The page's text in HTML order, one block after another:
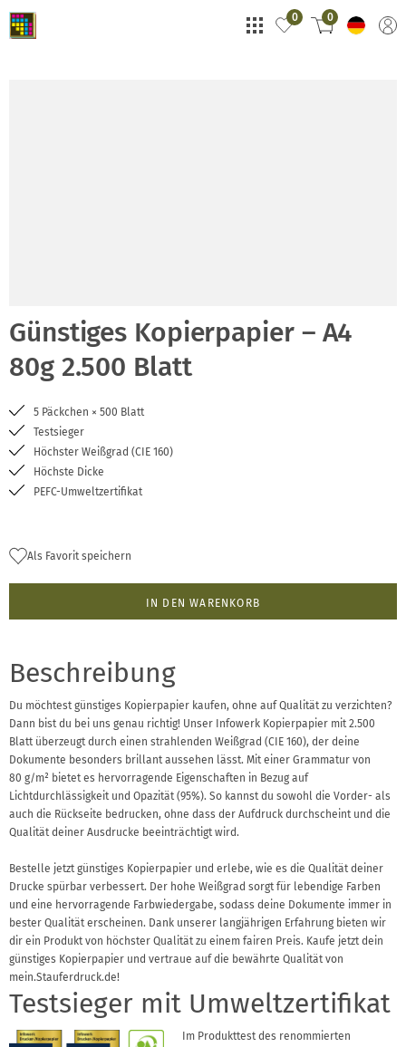
0 0
Günstiges Kopierpapier – A4
80g 2.500 Blatt
5 Päckchen × 500 Blatt
Testsieger
Höchster Weißgrad (CIE 160)
Höchste Dicke
PEFC-Umweltzertifikat
Als Favorit speichern
IN DEN WARENKORB
Beschreibung
Du möchtest günstiges Kopierpapier kaufen, ohne auf Qualität zu verzichten?
Dann bist du bei uns genau richtig! Unser Infowerk Kopierpapier mit 2.500
Blatt überzeugt durch einen strahlenden Weißgrad (CIE 160), der deine
Dokumente besonders brillant aussehen lässt. Mit einer Grammatur von
80 g/m² bietet es hervorragende Eigenschaften in Bezug auf
Lichtdurchlässigkeit und Opazität (95%). So kannst du sowohl die Vorder- als
auch die Rückseite bedrucken, ohne dass der Aufdruck durchscheint und die
Qualität deiner Ausdrucke beeinträchtigt wird.
Bestelle jetzt günstiges Kopierpapier und erlebe, wie es die Qualität deiner
Drucke spürbar verbessert. Der hohe Weißgrad sorgt für lebendige Farben
und eine hervorragende Farbwiedergabe, sodass deine Dokumente immer in
bester Qualität erscheinen. Dank unserer langjährigen Erfahrung bieten wir
dir ein Produkt von höchster Qualität zu einem fairen Preis. Kaufe jetzt dein
günstiges Kopierpapier und vertraue auf die bewährte Qualität von
mein.Stauferdruck.de!
Testsieger mit Umweltzertifikat
Im Produkttest des renommierten